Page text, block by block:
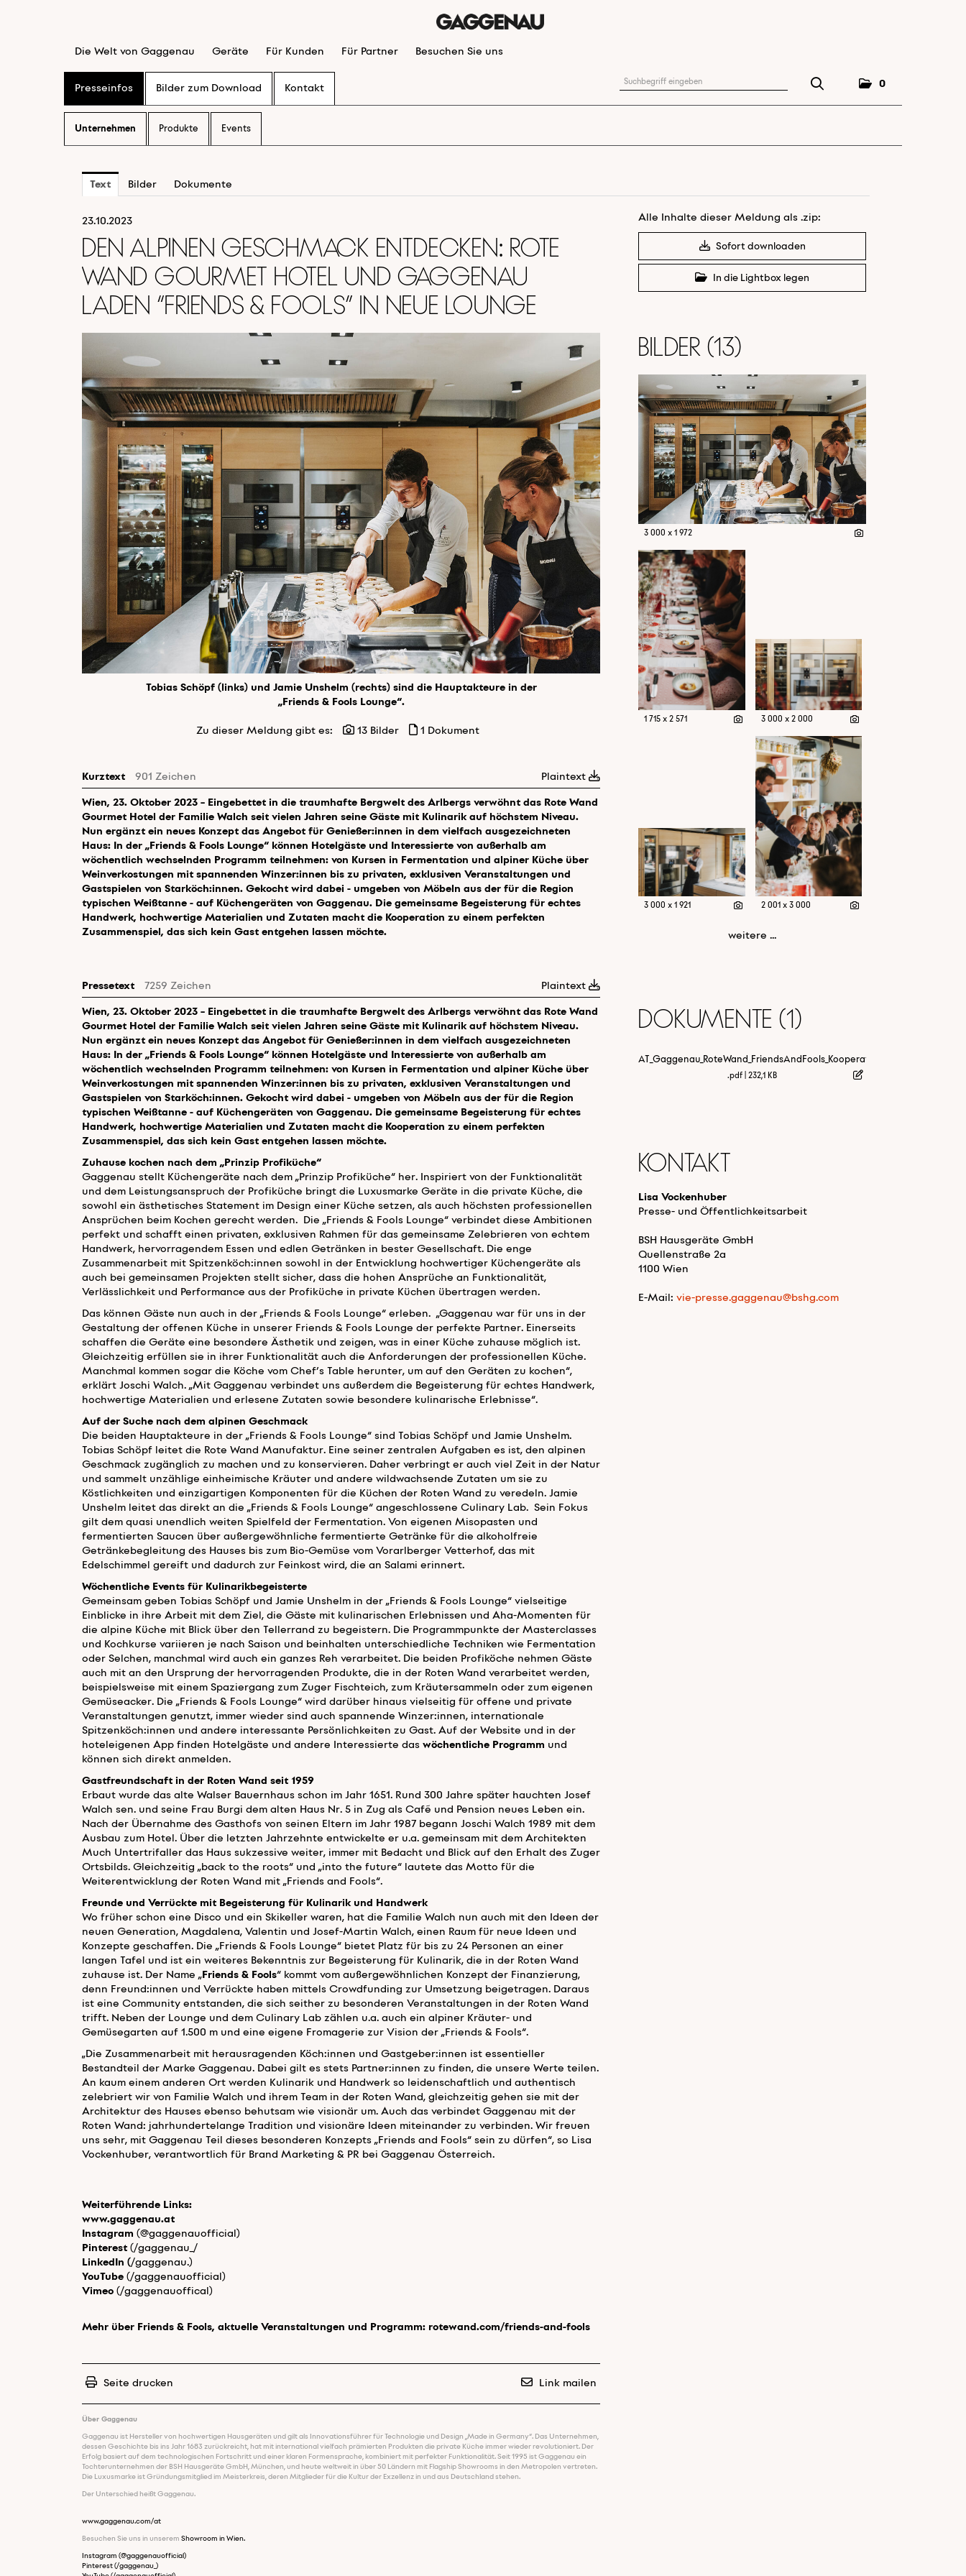
Die Welt von Gaggenau Geräte Für Kunden Für Partner Besuchen Sie uns
Presseinfos
Unternehmen Produkte Events
Bilder zum Download Kontakt 0
Text Bilder Dokumente
23.10.2023
Den alpinen Geschmack entdecken: Rote
Wand Gourmet Hotel und Gaggenau
laden “Friends & Fools” in neue Lounge
Tobias Schöpf (links) und Jamie Unshelm (rechts) sind die Hauptakteure in der
„Friends & Fools Lounge“.
Zu dieser Meldung gibt es: 13 Bilder 1 Dokument
Kurztext 901 Zeichen Plaintext
Wien, 23. Oktober 2023 – Eingebettet in die traumhafte Bergwelt des Arlbergs verwöhnt das Rote Wand
Gourmet Hotel der Familie Walch seit vielen Jahren seine Gäste mit Kulinarik auf höchstem Niveau.
Nun ergänzt ein neues Konzept das Angebot für Genießer:innen in dem vielfach ausgezeichneten
Haus: In der „Friends & Fools Lounge“ können Hotelgäste und Interessierte von außerhalb am
wöchentlich wechselnden Programm teilnehmen: von Kursen in Fermentation und alpiner Küche über
Weinverkostungen mit spannenden Winzer:innen bis zu privaten, exklusiven Veranstaltungen und
Gastspielen von Starköch:innen. Gekocht wird dabei - umgeben von Möbeln aus der für die Region
typischen Weißtanne - auf Küchengeräten von Gaggenau. Die gemeinsame Begeisterung für echtes
Handwerk, hochwertige Materialien und Zutaten macht die Kooperation zu einem perfekten
Zusammenspiel, das sich kein Gast entgehen lassen möchte.
Pressetext 7259 Zeichen Plaintext
Wien, 23. Oktober 2023 – Eingebettet in die traumhafte Bergwelt des Arlbergs verwöhnt das Rote Wand
Gourmet Hotel der Familie Walch seit vielen Jahren seine Gäste mit Kulinarik auf höchstem Niveau.
Nun ergänzt ein neues Konzept das Angebot für Genießer:innen in dem vielfach ausgezeichneten
Haus: In der „Friends & Fools Lounge“ können Hotelgäste und Interessierte von außerhalb am
wöchentlich wechselnden Programm teilnehmen: von Kursen in Fermentation und alpiner Küche über
Weinverkostungen mit spannenden Winzer:innen bis zu privaten, exklusiven Veranstaltungen und
Gastspielen von Starköch:innen. Gekocht wird dabei - umgeben von Möbeln aus der für die Region
typischen Weißtanne - auf Küchengeräten von Gaggenau. Die gemeinsame Begeisterung für echtes
Handwerk, hochwertige Materialien und Zutaten macht die Kooperation zu einem perfekten
Zusammenspiel, das sich kein Gast entgehen lassen möchte.
Zuhause kochen nach dem „Prinzip Profiküche“
Gaggenau stellt Küchengeräte nach dem „Prinzip Profiküche“ her. Inspiriert von der Funktionalität
und dem Leistungsanspruch der Profiküche bringt die Luxusmarke Geräte in die private Küche, die
sowohl ein ästhetisches Statement im Design einer Küche setzen, als auch höchsten professionellen
Ansprüchen beim Kochen gerecht werden. Die „Friends & Fools Lounge“ verbindet diese Ambitionen
perfekt und schafft einen privaten, exklusiven Rahmen für das gemeinsame Zelebrieren von echtem
Handwerk, hervorragendem Essen und edlen Getränken in bester Gesellschaft. Die enge
Zusammenarbeit mit Spitzenköch:innen sowohl in der Entwicklung hochwertiger Küchengeräte als
auch bei gemeinsamen Projekten stellt sicher, dass die hohen Ansprüche an Funktionalität,
Verlässlichkeit und Performance aus der Profiküche in private Küchen übertragen werden.
Das können Gäste nun auch in der „Friends & Fools Lounge“ erleben. „Gaggenau war für uns in der
Gestaltung der offenen Küche in unserer Friends & Fools Lounge der perfekte Partner. Einerseits
schaffen die Geräte eine besondere Ästhetik und zeigen, was in einer Küche zuhause möglich ist.
Gleichzeitig erfüllen sie in ihrer Funktionalität auch die Anforderungen der professionellen Küche.
Manchmal kommen sogar die Köche vom Chef’s Table herunter, um auf den Geräten zu kochen“,
erklärt Joschi Walch. „Mit Gaggenau verbindet uns außerdem die Begeisterung für echtes Handwerk,
hochwertige Materialien und erlesene Zutaten sowie besondere kulinarische Erlebnisse“.
Auf der Suche nach dem alpinen Geschmack
Die beiden Hauptakteure in der „Friends & Fools Lounge“ sind Tobias Schöpf und Jamie Unshelm.
Tobias Schöpf leitet die Rote Wand Manufaktur. Eine seiner zentralen Aufgaben es ist, den alpinen
Geschmack zugänglich zu machen und zu konservieren. Daher verbringt er auch viel Zeit in der Natur
und sammelt unzählige einheimische Kräuter und andere wildwachsende Zutaten um sie zu
Köstlichkeiten und einzigartigen Komponenten für die Küchen der Roten Wand zu veredeln. Jamie
Unshelm leitet das direkt an die „Friends & Fools Lounge“ angeschlossene Culinary Lab. Sein Fokus
gilt dem quasi unendlich weiten Spielfeld der Fermentation. Von eigenen Misopasten und
fermentierten Saucen über außergewöhnliche fermentierte Getränke für die alkoholfreie
Getränkebegleitung des Hauses bis zum Bio-Gemüse vom Vorarlberger Vetterhof, das mit
Edelschimmel gereift und dadurch zur Feinkost wird, die an Salami erinnert.
Wöchentliche Events für Kulinarikbegeisterte
Gemeinsam geben Tobias Schöpf und Jamie Unshelm in der „Friends & Fools Lounge“ vielseitige
Einblicke in ihre Arbeit mit dem Ziel, die Gäste mit kulinarischen Erlebnissen und Aha-Momenten für
die alpine Küche mit Blick über den Tellerrand zu begeistern. Die Programmpunkte der Masterclasses
und Kochkurse variieren je nach Saison und beinhalten unterschiedliche Techniken wie Fermentation
oder Selchen, manchmal wird auch ein ganzes Reh verarbeitet. Die beiden Profiköche nehmen Gäste
auch mit an den Ursprung der hervorragenden Produkte, die in der Roten Wand verarbeitet werden,
beispielsweise mit einem Spaziergang zum Zuger Fischteich, zum Kräutersammeln oder zum eigenen
Gemüseacker. Die „Friends & Fools Lounge“ wird darüber hinaus vielseitig für offene und private
Veranstaltungen genutzt, immer wieder sind auch spannende Winzer:innen, internationale
Spitzenköch:innen und andere interessante Persönlichkeiten zu Gast. Auf der Website und in der
hoteleigenen App finden Hotelgäste und andere Interessierte das wöchentliche Programm und
können sich direkt anmelden.
Gastfreundschaft in der Roten Wand seit 1959
Erbaut wurde das alte Walser Bauernhaus schon im Jahr 1651. Rund 300 Jahre später hauchten Josef
Walch sen. und seine Frau Burgi dem alten Haus Nr. 5 in Zug als Café und Pension neues Leben ein.
Nach der Übernahme des Gasthofs von seinen Eltern im Jahr 1987 begann Joschi Walch 1989 mit dem
Ausbau zum Hotel. Über die letzten Jahrzehnte entwickelte er u.a. gemeinsam mit dem Architekten
Much Untertrifaller das Haus sukzessive weiter, immer mit Bedacht und Blick auf den Erhalt des Zuger
Ortsbilds. Gleichzeitig „back to the roots“ und „into the future“ lautete das Motto für die
Weiterentwicklung der Roten Wand mit „Friends and Fools“.
Freunde und Verrückte mit Begeisterung für Kulinarik und Handwerk
Wo früher schon eine Disco und ein Skikeller waren, hat die Familie Walch nun auch mit den Ideen der
neuen Generation, Magdalena, Valentin und Josef-Martin Walch, einen Raum für neue Ideen und
Konzepte geschaffen. Die „Friends & Fools Lounge“ bietet Platz für bis zu 24 Personen an einer
langen Tafel und ist ein weiteres Bekenntnis zur Begeisterung für Kulinarik, die in der Roten Wand
zuhause ist. Der Name „Friends & Fools“ kommt vom außergewöhnlichen Konzept der Finanzierung,
denn Freund:innen und Verrückte haben mittels Crowdfunding zur Umsetzung beigetragen. Daraus
ist eine Community entstanden, die sich seither zu besonderen Veranstaltungen in der Roten Wand
trifft. Neben der Lounge und dem Culinary Lab zählen u.a. auch ein alpiner Kräuter- und
Gemüsegarten auf 1.500 m und eine eigene Fromagerie zur Vision der „Friends & Fools“.
„Die Zusammenarbeit mit herausragenden Köch:innen und Gastgeber:innen ist essentieller
Bestandteil der Marke Gaggenau. Dabei gilt es stets Partner:innen zu finden, die unsere Werte teilen.
An kaum einem anderen Ort werden Kulinarik und Handwerk so leidenschaftlich und authentisch
zelebriert wir von Familie Walch und ihrem Team in der Roten Wand, gleichzeitig gehen sie mit der
Architektur des Hauses ebenso behutsam wie visionär um. Auch das verbindet Gaggenau mit der
Roten Wand: jahrhundertelange Tradition und visionäre Ideen miteinander zu verbinden. Wir freuen
uns sehr, mit Gaggenau Teil dieses besonderen Konzepts „Friends and Fools“ sein zu dürfen“, so Lisa
Vockenhuber, verantwortlich für Brand Marketing & PR bei Gaggenau Österreich.
Weiterführende Links:
www.gaggenau.at
Instagram (@gaggenauofficial)
Pinterest (/gaggenau_/
LinkedIn (/gaggenau.)
YouTube (/gaggenauofficial)
Vimeo (/gaggenauoffical)
Mehr über Friends & Fools, aktuelle Veranstaltungen und Programm: rotewand.com/friends-and-fools
Seite drucken Link mailen
Über Gaggenau
Gaggenau ist Hersteller von hochwertigen Hausgeräten und gilt als Innovationsführer für Technologie und Design „Made in Germany“. Das Unternehmen,
dessen Geschichte bis ins Jahr 1683 zurückreicht, hat mit international vielfach prämierten Produkten die private Küche immer wieder revolutioniert. Der
Erfolg basiert auf dem technologischen Fortschritt und einer klaren Formensprache, kombiniert mit perfekter Funktionalität. Seit 1995 ist Gaggenau ein
Tochterunternehmen der BSH Hausgeräte GmbH, München, und heute weltweit in über 50 Ländern mit Flagship Showrooms in den Metropolen vertreten.
Die Luxusmarke ist Gründungsmitglied im Meisterkreis, deren Mitglieder für die Kultur der Exzellenz in und aus Deutschland stehen.
Der Unterschied heißt Gaggenau.
www.gaggenau.com/at
Besuchen Sie uns in unserem Showroom in Wien.
Instagram (@gaggenauofficial)
Pinterest (/gaggenau_)
Alle Inhalte dieser Meldung als .zip:
Sofort downloaden
In die Lightbox legen
Bilder (13)
3 000 x 1 972
1 715 x 2 571 3 000 x 2 000
3 000 x 1 921 2 001 x 3 000
weitere ...
Dokumente (1)
AT_Gaggenau_RoteWand_FriendsAndFools_Kooperation
.pdf |232,1 KB
Kontakt
Lisa Vockenhuber
Presse- und Öffentlichkeitsarbeit
BSH Hausgeräte GmbH
Quellenstraße 2a
1100 Wien
E-Mail:vie-presse.gaggenau@bshg.com